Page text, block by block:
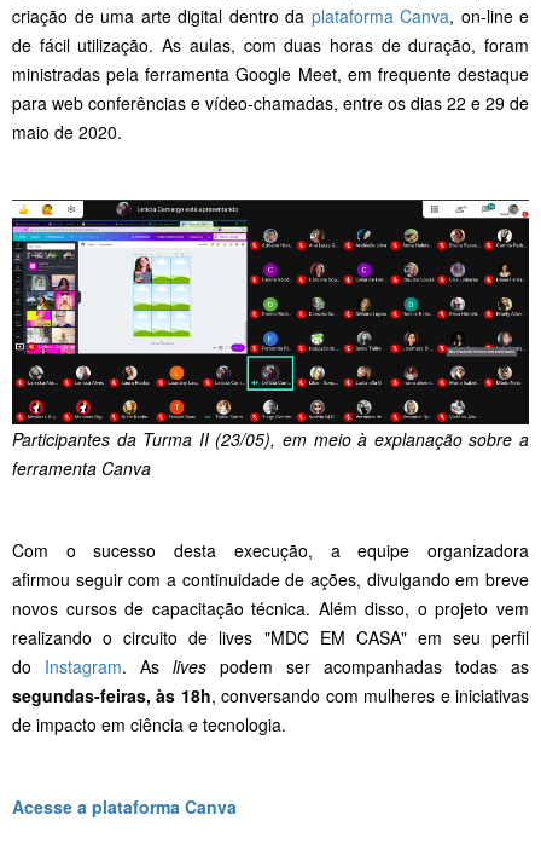
criação de uma arte digital dentro da plataforma Canva, on-line e
de fácil utilização. As aulas, com duas horas de duração, foram
ministradas pela ferramenta Google Meet, em frequente destaque
para web conferências e vídeo-chamadas, entre os dias 22 e 29 de
maio de 2020.
Participantes da Turma II (23/05), em meio à explanação sobre a
ferramenta Canva
Com o sucesso desta execução, a equipe organizadora
afirmou seguir com a continuidade de ações, divulgando em breve
novos cursos de capacitação técnica. Além disso, o projeto vem
realizando o circuito de lives "MDC EM CASA" em seu perfil
do Instagram. As lives podem ser acompanhadas todas as
segundas-feiras, às 18h, conversando com mulheres e iniciativas
de impacto em ciência e tecnologia.
Acesse a plataforma Canva